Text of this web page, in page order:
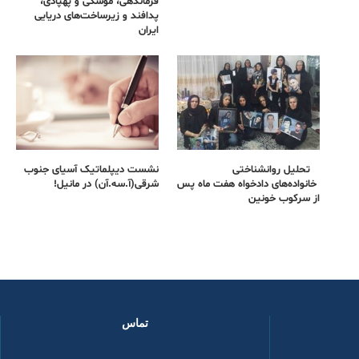
پدافند و زیرساخت‌های دریایی
ایران
تحلیل روانشناختی
خانواده‌های دادخواه هفت ماه پس
از سرکوب خونین
نشست دیپلماتیک آسیای جنوب
شرقی‌(آ.سه.آن) در مانیل!
تماس